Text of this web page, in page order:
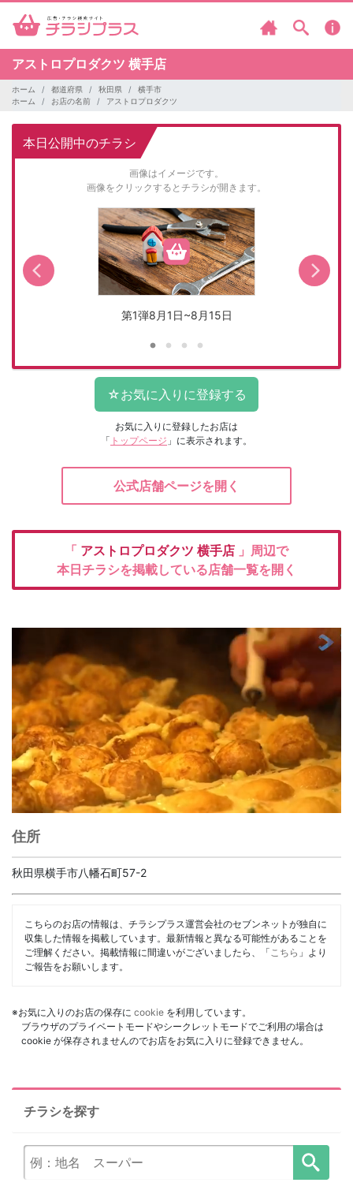
アストロプロダクツ 横手店
ホーム 都道府県 秋田県
横手市
ホーム
お店の名前 アストロプロダクツ
本日公開中のチラシ
画像はイメージです。
画像をクリックするとチラシが開きます。
第1弾8月1日~8月15日
お気に入りに登録したお店は
「 トップページ 」に表示されます。
公式店舗ページを開く
「 アストロプロダクツ 横手店 」周辺で
本日チラシを掲載している店舗一覧を開く
住所
秋田県横手市八幡石町57-2
こちらのお店の情報は、チラシプラス運営会社のセブンネットが独自に
収集した情報を掲載しています。最新情報と異なる可能性があることを
ご理解ください。掲載情報に間違いがございましたら、「 こちら 」より
ご報告をお願いします。
※お気に入りのお店の保存に cookie を利用しています。
ブラウザのプライベートモードやシークレットモードでご利用の場合は
cookie が保存されませんのでお店をお気に入りに登録できません。
チラシを探す